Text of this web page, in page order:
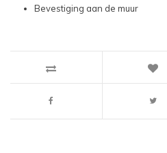
Bevestiging aan de muur